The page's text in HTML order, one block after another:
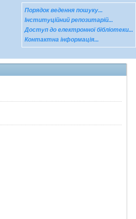
Порядок ведення пошуку...
Інституційний репозитарій...
Доступ до електронної бібліотеки...
Контактна інформація...